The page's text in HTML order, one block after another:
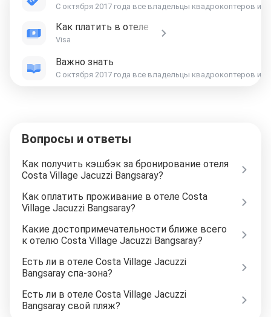
С октября 2017 года все владельцы квадрокоптеров и
Как платить в отеле
Visa
Важно знать
Вопросы и ответы
Как получить кэшбэк за бронирование отеля
Costa Village Jacuzzi Bangsaray?
Как оплатить проживание в отеле Costa
Village Jacuzzi Bangsaray?
Какие достопримечательности ближе всего
к отелю Costa Village Jacuzzi Bangsaray?
Есть ли в отеле Costa Village Jacuzzi
Bangsaray спа-зона?
Есть ли в отеле Costa Village Jacuzzi
Bangsaray свой пляж?